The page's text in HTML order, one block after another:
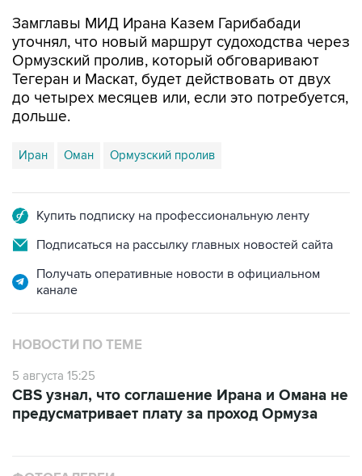
Замглавы МИД Ирана Казем Гарибабади
уточнял, что новый маршрут судоходства через
Ормузский пролив, который обговаривают
Тегеран и Маскат, будет действовать от двух
до четырех месяцев или, если это потребуется,
дольше.
Иран Оман Ормузский пролив
Купить подписку на профессиональную ленту
Подписаться на рассылку главных новостей сайта
Получать оперативные новости в официальном
канале
НОВОСТИ ПО ТЕМЕ
5 августа 15:25
CBS узнал, что соглашение Ирана и Омана не
предусматривает плату за проход Ормуза